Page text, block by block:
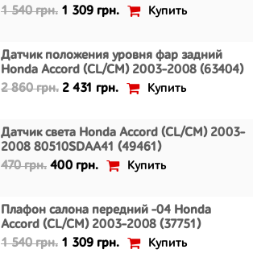
1 540 грн. 1 309 грн. Купить
Датчик положения уровня фар задний
Honda Accord (CL/CM) 2003-2008 (63404)
2 860 грн. 2 431 грн. Купить
Датчик света Honda Accord (CL/CM) 2003-
2008 80510SDAA41 (49461)
470 грн. 400 грн. Купить
Плафон салона передний -04 Honda
Accord (CL/CM) 2003-2008 (37751)
1 540 грн. 1 309 грн. Купить